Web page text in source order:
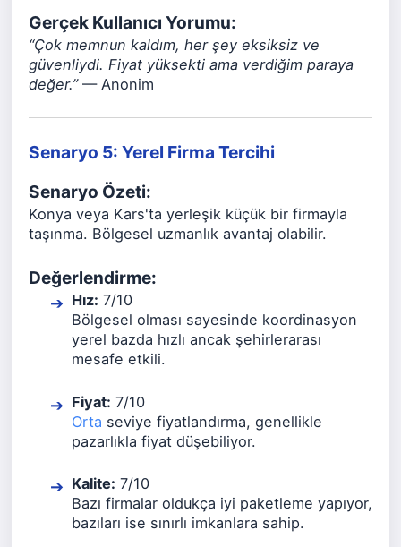
Gerçek Kullanıcı Yorumu:
“Çok memnun kaldım, her şey eksiksiz ve
güvenliydi. Fiyat yüksekti ama verdiğim paraya
değer.”— Anonim
Senaryo 5: Yerel Firma Tercihi
Senaryo Özeti:
Konya veya Kars'ta yerleşik küçük bir firmayla
taşınma. Bölgesel uzmanlık avantaj olabilir.
Değerlendirme:
Hız: 7/10
Bölgesel olması sayesinde koordinasyon
yerel bazda hızlı ancak şehirlerarası
mesafe etkili.
Fiyat: 7/10
Orta seviye fiyatlandırma, genellikle
pazarlıkla fiyat düşebiliyor.
Kalite: 7/10
Bazı firmalar oldukça iyi paketleme yapıyor,
bazıları ise sınırlı imkanlara sahip.